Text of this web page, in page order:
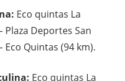
Eco quintas La
Plaza Deportes San
Eco Quintas (94 km).
Eco quintas La